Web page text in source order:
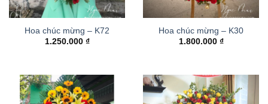
Hoa chúc mừng – K72
1.250.000 ₫
Hoa chúc mừng – K30
1.800.000 ₫